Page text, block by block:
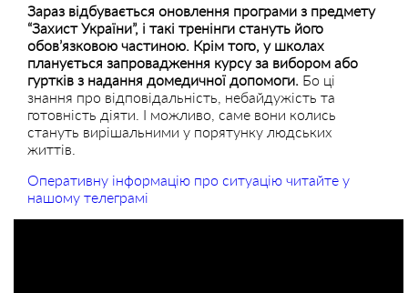
Зараз відбувається оновлення програми з предмету
“Захист України”, і такі тренінги стануть його
обов’язковою частиною. Крім того, у школах
планується запровадження курсу за вибором або
гуртків з надання домедичної допомоги. Бо ці
знання про відповідальність, небайдужість та
готовність діяти. І можливо, саме вони колись
стануть вирішальними у порятунку людських
життів.
Оперативну інформацію про ситуацію читайте у
нашому телеграмі